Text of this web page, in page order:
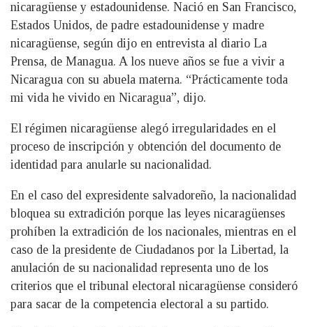
nicaragüense y estadounidense. Nació en San Francisco,
Estados Unidos, de padre estadounidense y madre
nicaragüense, según dijo en entrevista al diario La
Prensa, de Managua. A los nueve años se fue a vivir a
Nicaragua con su abuela materna. “Prácticamente toda
mi vida he vivido en Nicaragua”, dijo.
El régimen nicaragüense alegó irregularidades en el
proceso de inscripción y obtención del documento de
identidad para anularle su nacionalidad.
En el caso del expresidente salvadoreño, la nacionalidad
bloquea su extradición porque las leyes nicaragüenses
prohíben la extradición de los nacionales, mientras en el
caso de la presidente de Ciudadanos por la Libertad, la
anulación de su nacionalidad representa uno de los
criterios que el tribunal electoral nicaragüense consideró
para sacar de la competencia electoral a su partido.